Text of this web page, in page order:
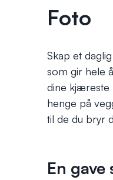
Foto
Skap et
som gir hele
dine kjæreste
henge på
til de du bryr
En gave